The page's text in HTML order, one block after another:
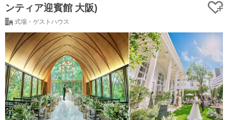
ンティア迎賓館 大阪)
式場・ゲストハウス